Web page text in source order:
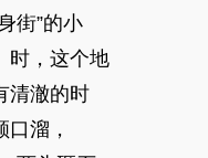
街”的小
时，这个地
清澈的时
溜，